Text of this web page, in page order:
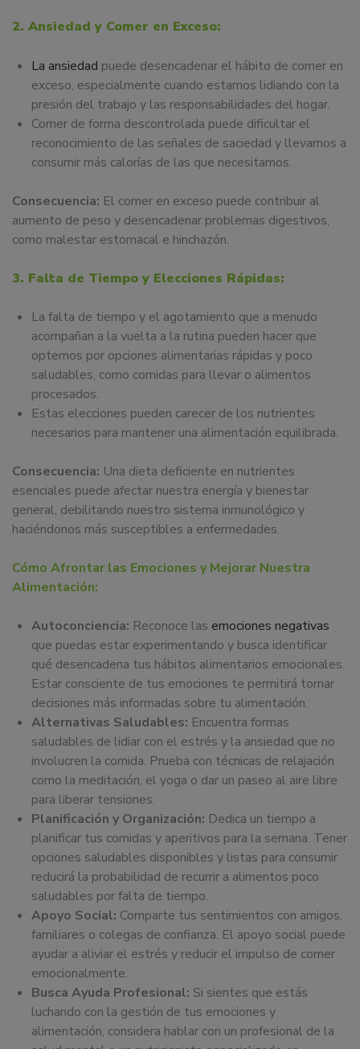
2. Ansiedad y Comer en Exceso:
La ansiedad puede desencadenar el hábito de comer en
exceso, especialmente cuando estamos lidiando con la
presión del trabajo y las responsabilidades del hogar.
Comer de forma descontrolada puede dificultar el
reconocimiento de las señales de saciedad y llevarnos a
consumir más calorías de las que necesitamos.
Consecuencia: El comer en exceso puede contribuir al
aumento de peso y desencadenar problemas digestivos,
como malestar estomacal e hinchazón.
3. Falta de Tiempo y Elecciones Rápidas:
La falta de tiempo y el agotamiento que a menudo
acompañan a la vuelta a la rutina pueden hacer que
optemos por opciones alimentarias rápidas y poco
saludables, como comidas para llevar o alimentos
procesados.
Estas elecciones pueden carecer de los nutrientes
necesarios para mantener una alimentación equilibrada.
Consecuencia: Una dieta deficiente en nutrientes
esenciales puede afectar nuestra energía y bienestar
general, debilitando nuestro sistema inmunológico y
haciéndonos más susceptibles a enfermedades.
Cómo Afrontar las Emociones y Mejorar Nuestra
Alimentación:
Autoconciencia: Reconoce las emociones negativas
que puedas estar experimentando y busca identificar
qué desencadena tus hábitos alimentarios emocionales.
Estar consciente de tus emociones te permitirá tomar
decisiones más informadas sobre tu alimentación.
Alternativas Saludables: Encuentra formas
saludables de lidiar con el estrés y la ansiedad que no
involucren la comida. Prueba con técnicas de relajación
como la meditación, el yoga o dar un paseo al aire libre
para liberar tensiones.
Planificación y Organización: Dedica un tiempo a
planificar tus comidas y aperitivos para la semana. Tener
opciones saludables disponibles y listas para consumir
reducirá la probabilidad de recurrir a alimentos poco
saludables por falta de tiempo.
Apoyo Social: Comparte tus sentimientos con amigos,
familiares o colegas de confianza. El apoyo social puede
ayudar a aliviar el estrés y reducir el impulso de comer
emocionalmente.
Busca Ayuda Profesional: Si sientes que estás
luchando con la gestión de tus emociones y
alimentación, considera hablar con un profesional de la